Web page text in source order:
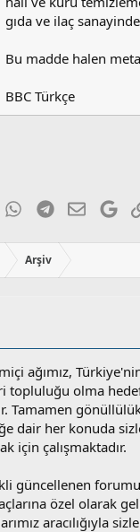
gıda ve ilaç
Bu madde halen
BBC Türkçe
WhatsApp
Telegram
E-posta
Arşiv
ağımız,
topluluğu olma
Tamamen
dair her konuda
için çalışmaktadır.
güncellenen
özel olarak
aracılığıyla